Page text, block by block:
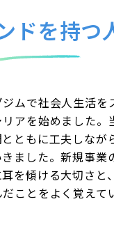
ドを持つ
ムで社会人生活
アを始めました
ともに工夫しな
ました。新規事
を傾ける大切さ
ことをよく覚えて